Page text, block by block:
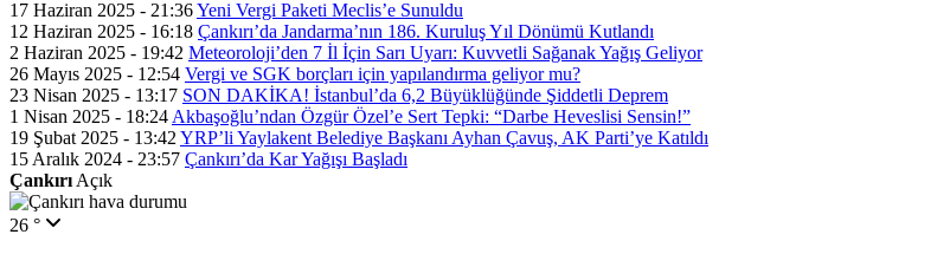
17 Haziran 2025 - 21:36Yeni Vergi Paketi Meclis’e Sunuldu
12 Haziran 2025 - 16:18 Çankırı’da Jandarma’nın 186. Kuruluş Yıl Dönümü Kutlandı
2 Haziran 2025 - 19:42 Meteoroloji’den 7 İl İçin Sarı Uyarı: Kuvvetli Sağanak Yağış Geliyor
26 Mayıs 2025 - 12:54 Vergi ve SGK borçları için yapılandırma geliyor mu?
23 Nisan 2025 - 13:17 SON DAKİKA! İstanbul’da 6,2 Büyüklüğünde Şiddetli Deprem
1 Nisan 2025 - 18:24 Akbaşoğlu’ndan Özgür Özel’e Sert Tepki: “Darbe Heveslisi Sensin!”
19 Şubat 2025 - 13:42 YRP’li Yaylakent Belediye Başkanı Ayhan Çavuş, AK Parti’ye Katıldı
15 Aralık 2024 - 23:57 Çankırı’da Kar Yağışı Başladı
Çankırı Açık
26 °